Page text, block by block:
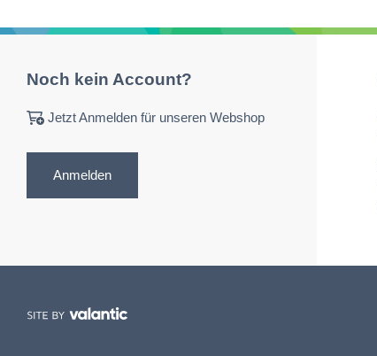
Noch kein Account?
Jetzt Anmelden für unseren Webshop
Anmelden